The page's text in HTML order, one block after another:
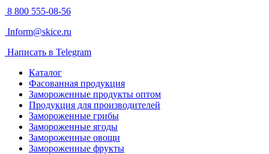
8 800 555-08-56
Inform@skice.ru
Написать в Telegram
Каталог
Фасованная продукция
Замороженные продукты оптом
Продукция для производителей
Замороженные грибы
Замороженные ягоды
Замороженные овощи
Замороженные фрукты